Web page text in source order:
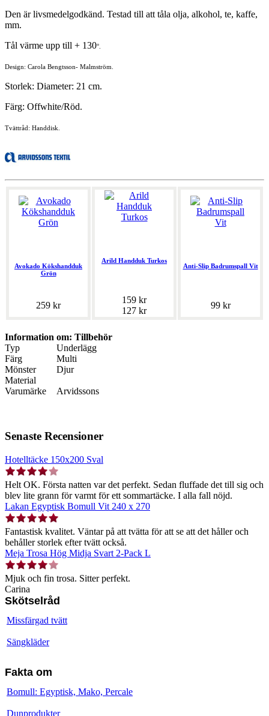
Den är livsmedelgodkänd. Testad till att tåla olja, alkohol, te, kaffe,
mm.
Tål värme upp till + 130°.
Design: Carola Bengtsson- Malmström.
Storlek: Diameter: 21 cm.
Färg: Offwhite/Röd.
Tvättråd: Handdisk.
Avokado Kökshandduk
Grön
259 kr
Arild Handduk Turkos
159 kr
127 kr
Anti-Slip Badrumspall Vit
99 kr
Information om: Tillbehör
Typ
Underlägg
Färg
Multi
Mönster
Djur
Material
Varumärke
Arvidssons
Senaste Recensioner
Hotelltäcke 150x200 Sval
Helt OK. Första natten var det perfekt. Sedan fluffade det till sig och
blev lite grann för varmt för ett sommartäcke. I alla fall nöjd.
Lakan Egyptisk Bomull Vit 240 x 270
Fantastisk kvalitet. Väntar på att tvätta för att se att det håller och
behåller storlek efter tvätt också.
Meja Trosa Hög Midja Svart 2-Pack L
Mjuk och fin trosa. Sitter perfekt.
Carina
Skötselråd
Missfärgad tvätt
Sängkläder
Fakta om
Bomull: Egyptisk, Mako, Percale
Dunprodukter